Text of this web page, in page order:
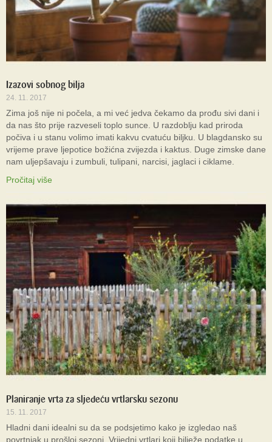
Izazovi sobnog bilja
24. 11. 2017
Zima još nije ni počela, a mi već jedva čekamo da prođu sivi dani i
da nas što prije razveseli toplo sunce. U razdoblju kad priroda
počiva i u stanu volimo imati kakvu cvatuću biljku. U blagdansko su
vrijeme prave ljepotice božićna zvijezda i kaktus. Duge zimske dane
nam uljepšavaju i zumbuli, tulipani, narcisi, jaglaci i ciklame.
Pročitaj više
Planiranje vrta za sljedeću vrtlarsku sezonu
15. 11. 2017
Hladni dani idealni su da se podsjetimo kako je izgledao naš
povrtnjak u prošloj sezoni. Vrijedni vrtlari koji bilježe podatke u